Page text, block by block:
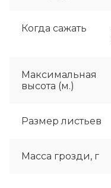
Когда сажать
Максимальная
высота (м.)
Размер листьев
Масса грозди, г